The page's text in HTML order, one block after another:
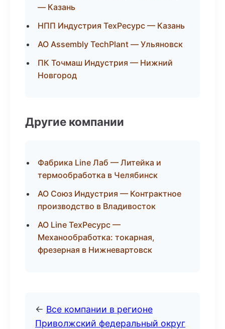
— Казань
НПП Индустрия ТехРесурс — Казань
АО Assembly TechPlant — Ульяновск
ПК Точмаш Индустрия — Нижний
Новгород
Другие компании
Фабрика Line Лаб — Литейка и
термообработка в Челябинск
АО Союз Индустрия — Контрактное
производство в Владивосток
АО Line ТехРесурс —
Механообработка: токарная,
фрезерная в Нижневартовск
← Все компании в регионе
Приволжский федеральный округ